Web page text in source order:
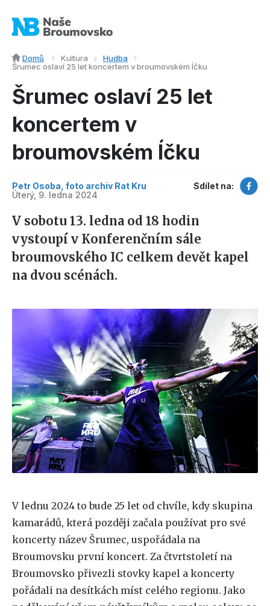
Domů Kultura
Hudba
Šrumec oslaví 25 let koncertem v broumovském Íčku
Šrumec oslaví 25 let
koncertem v
broumovském Íčku
Petr Osoba, foto archiv Rat Kru
Úterý, 9. ledna 2024
Sdílet na:
V sobotu 13. ledna od 18 hodin
vystoupí v Konferenčním sále
broumovského IC celkem devět kapel
na dvou scénách.
V lednu 2024 to bude 25 let od chvíle, kdy skupina
kamarádů, která později začala používat pro své
koncerty název Šrumec, uspořádala na
Broumovsku první koncert. Za čtvrtstoletí na
Broumovsko přivezli stovky kapel a koncerty
pořádali na desítkách míst celého regionu. Jako